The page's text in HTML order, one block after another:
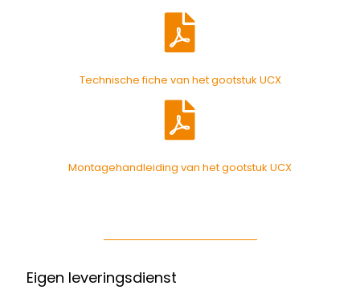
Technische fiche van het gootstuk UCX
Montagehandleiding van het gootstuk UCX
Eigen leveringsdienst